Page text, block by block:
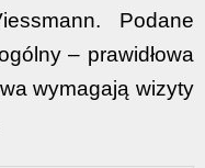
Podane
– prawidłowa
wymagają wizyty